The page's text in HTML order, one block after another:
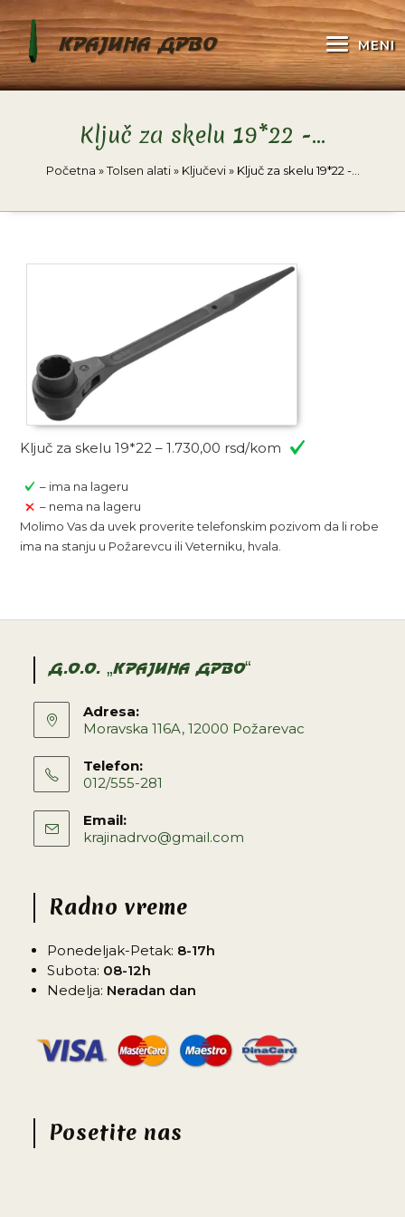
KRAJINA DRVO MENI
Ključ za skelu 19*22 -…
Početna »Tolsen alati» Ključevi» Ključ za skelu 19*22 -…
Ključ za skelu 19*22 – 1.730,00 rsd/kom
– ima na lageru
– nema na lageru
Molimo Vas da uvek proverite telefonskim pozivom da li robe
ima na stanju u Požarevcu ili Veterniku, hvala.
D.O.O. „KRAJINA DRVO“
Adresa:
Moravska 116A, 12000 Požarevac
Telefon:
012/555-281
Email:
krajinadrvo@gmail.com
Radno vreme
Ponedeljak-Petak: 8-17h
Subota: 08-12h
Nedelja: Neradan dan
Posetite nas